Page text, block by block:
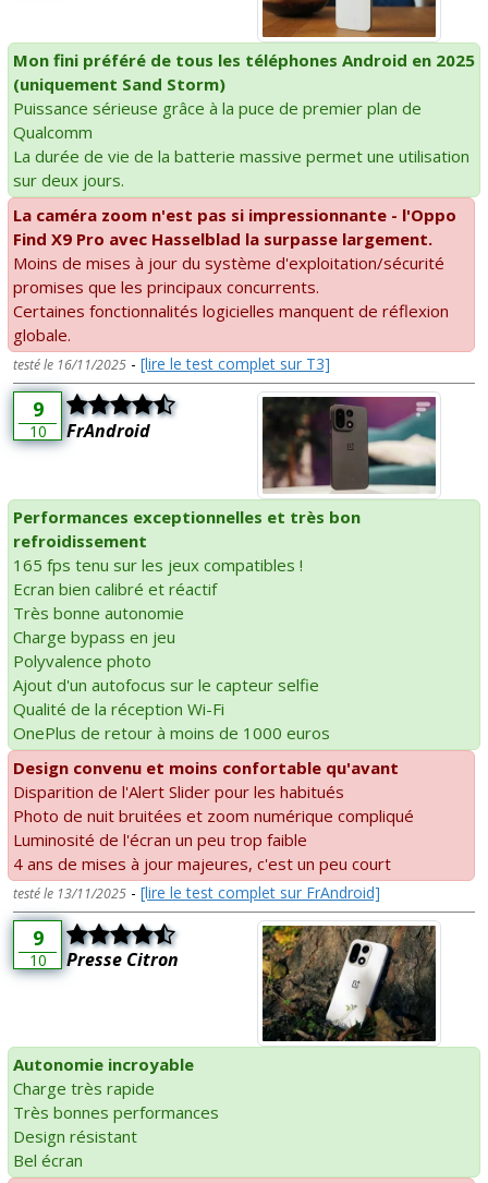
Mon fini préféré de tous les téléphones Android en 2025
(uniquement Sand Storm)
Puissance sérieuse grâce à la puce de premier plan de
Qualcomm
La durée de vie de la batterie massive permet une utilisation
sur deux jours.
La caméra zoom n'est pas si impressionnante - l'Oppo
Find X9 Pro avec Hasselblad la surpasse largement.
Moins de mises à jour du système d'exploitation/sécurité
promises que les principaux concurrents.
Certaines fonctionnalités logicielles manquent de réflexion
globale.
testé le 16/11/2025 - [lire le test complet sur T3]
9
10 FrAndroid
Performances exceptionnelles et très bon
refroidissement
165 fps tenu sur les jeux compatibles !
Ecran bien calibré et réactif
Très bonne autonomie
Charge bypass en jeu
Polyvalence photo
Ajout d'un autofocus sur le capteur selfie
Qualité de la réception Wi-Fi
OnePlus de retour à moins de 1000 euros
Design convenu et moins confortable qu'avant
Disparition de l'Alert Slider pour les habitués
Photo de nuit bruitées et zoom numérique compliqué
Luminosité de l'écran un peu trop faible
4 ans de mises à jour majeures, c'est un peu court
testé le 13/11/2025 - [lire le test complet sur FrAndroid]
9
10 Presse Citron
Autonomie incroyable
Charge très rapide
Très bonnes performances
Design résistant
Bel écran